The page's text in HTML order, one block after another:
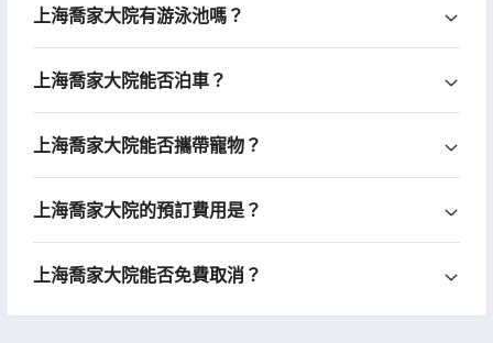
上海喬家大院有游泳池嗎？
上海喬家大院能否泊車？
上海喬家大院能否攜帶寵物？
上海喬家大院的預訂費用是？
上海喬家大院能否免費取消？